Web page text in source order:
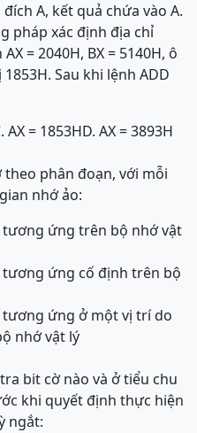
A, kết quả chứa vào A.
pháp xác định địa chỉ
= 2040H, BX = 5140H, ô
Sau khi lệnh ADD
AX = 1853HD. AX = 3893H
phân đoạn, với mỗi
nhớ ảo:
tương ứng trên bộ nhớ vật
tương ứng cố định trên bộ
tương ứng ở một vị trí do
nhớ vật lý
bit cờ nào và ở tiểu chu
khi quyết định thực hiện
ngắt: